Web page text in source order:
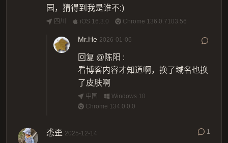
园，猜得到我是谁不:)
四川 iOS 16.3.0 Chrome 136.0.7103.56
Mr.He 2026-01-06
回复 @陈阳 :
看博客内容才知道啊，换了域名也换
了皮肤啊
中国
Windows 10
Chrome 134.0.0.0
怸歪 2025-12-14 1